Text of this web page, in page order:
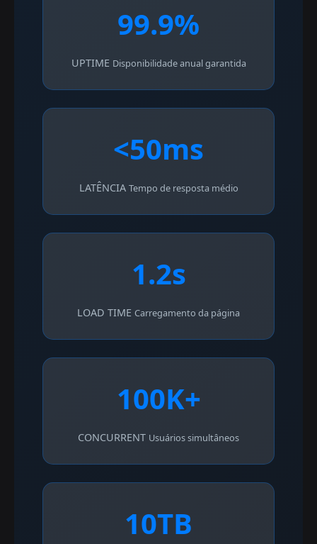
99.9%
UPTIME Disponibilidade anual garantida
<50ms
LATÊNCIA Tempo de resposta médio
1.2s
LOAD TIME Carregamento da página
100K+
CONCURRENT Usuários simultâneos
10TB